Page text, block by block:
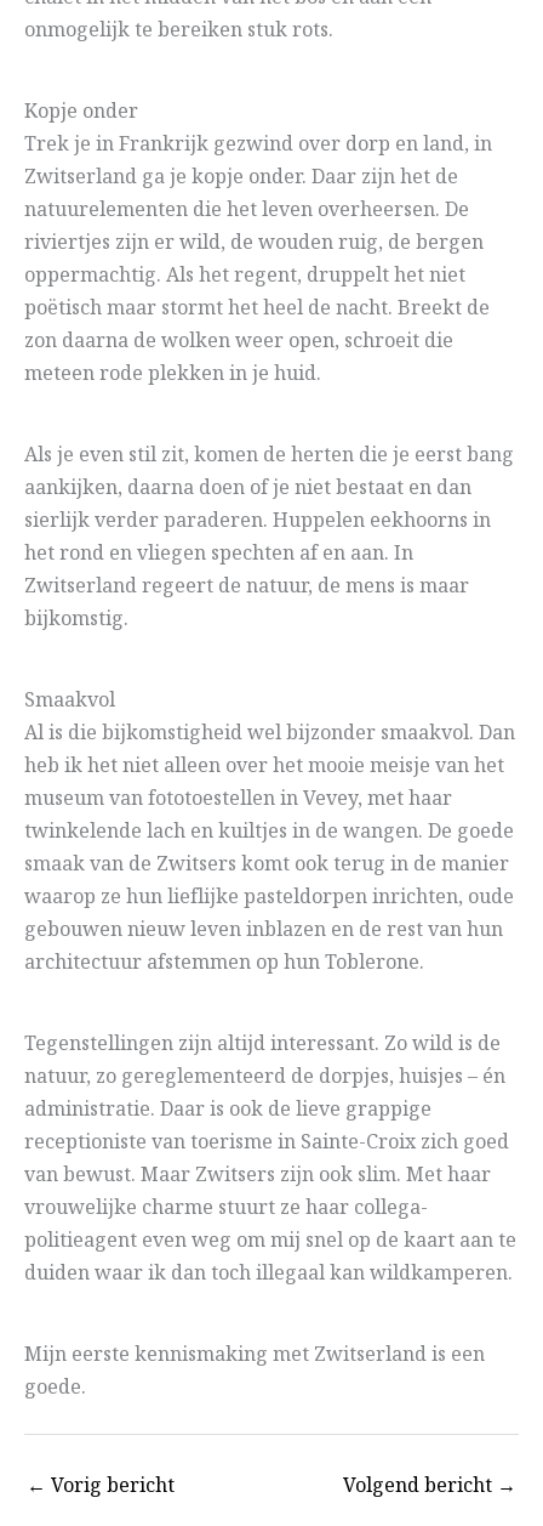
onmogelijk te bereiken stuk rots.
Kopje onder
Trek je in Frankrijk gezwind over dorp en land, in
Zwitserland ga je kopje onder. Daar zijn het de
natuurelementen die het leven overheersen. De
riviertjes zijn er wild, de wouden ruig, de bergen
oppermachtig. Als het regent, druppelt het niet
poëtisch maar stormt het heel de nacht. Breekt de
zon daarna de wolken weer open, schroeit die
meteen rode plekken in je huid.
Als je even stil zit, komen de herten die je eerst bang
aankijken, daarna doen of je niet bestaat en dan
sierlijk verder paraderen. Huppelen eekhoorns in
het rond en vliegen spechten af en aan. In
Zwitserland regeert de natuur, de mens is maar
bijkomstig.
Smaakvol
Al is die bijkomstigheid wel bijzonder smaakvol. Dan
heb ik het niet alleen over het mooie meisje van het
museum van fototoestellen in Vevey, met haar
twinkelende lach en kuiltjes in de wangen. De goede
smaak van de Zwitsers komt ook terug in de manier
waarop ze hun lieflijke pasteldorpen inrichten, oude
gebouwen nieuw leven inblazen en de rest van hun
architectuur afstemmen op hun Toblerone.
Tegenstellingen zijn altijd interessant. Zo wild is de
natuur, zo gereglementeerd de dorpjes, huisjes – én
administratie. Daar is ook de lieve grappige
receptioniste van toerisme in Sainte-Croix zich goed
van bewust. Maar Zwitsers zijn ook slim. Met haar
vrouwelijke charme stuurt ze haar collega-
politieagent even weg om mij snel op de kaart aan te
duiden waar ik dan toch illegaal kan wildkamperen.
Mijn eerste kennismaking met Zwitserland is een
goede.
← Vorig bericht Volgend bericht →